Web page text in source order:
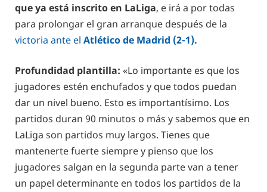
que ya está inscrito en LaLiga, e irá a por todas
para prolongar el gran arranque después de la
victoria ante el Atlético de Madrid (2-1).
Profundidad plantilla: «Lo importante es que los
jugadores estén enchufados y que todos puedan
dar un nivel bueno. Esto es importantísimo. Los
partidos duran 90 minutos o más y sabemos que en
LaLiga son partidos muy largos. Tienes que
mantenerte fuerte siempre y pienso que los
jugadores salgan en la segunda parte van a tener
un papel determinante en todos los partidos de la